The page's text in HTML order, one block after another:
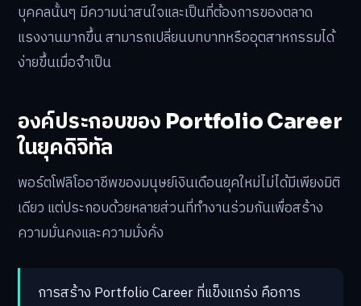
บุคคลนั้นๆ มีความน่าสนใจและเป็นที่ต้องการของตลาด
แรงงานมากขึ้น สามารถเปลี่ยนบทบาทหรืออุตสาหกรรมได้
ง่ายขึ้นเมื่อจำเป็น
องค์ประกอบของ Portfolio Career
ในยุคดิจิทัล
พอร์ตโฟลิโออาชีพของมนุษย์เงินเดือนยุคใหม่ไม่ได้มีเพียงมิติ
เดียว แต่ประกอบด้วยหลายส่วนที่ทำงานร่วมกันเพื่อสร้าง
ความมั่นคงและความมั่งคั่ง
การสร้าง Portfolio Career ที่แข็งแกร่ง คือการ